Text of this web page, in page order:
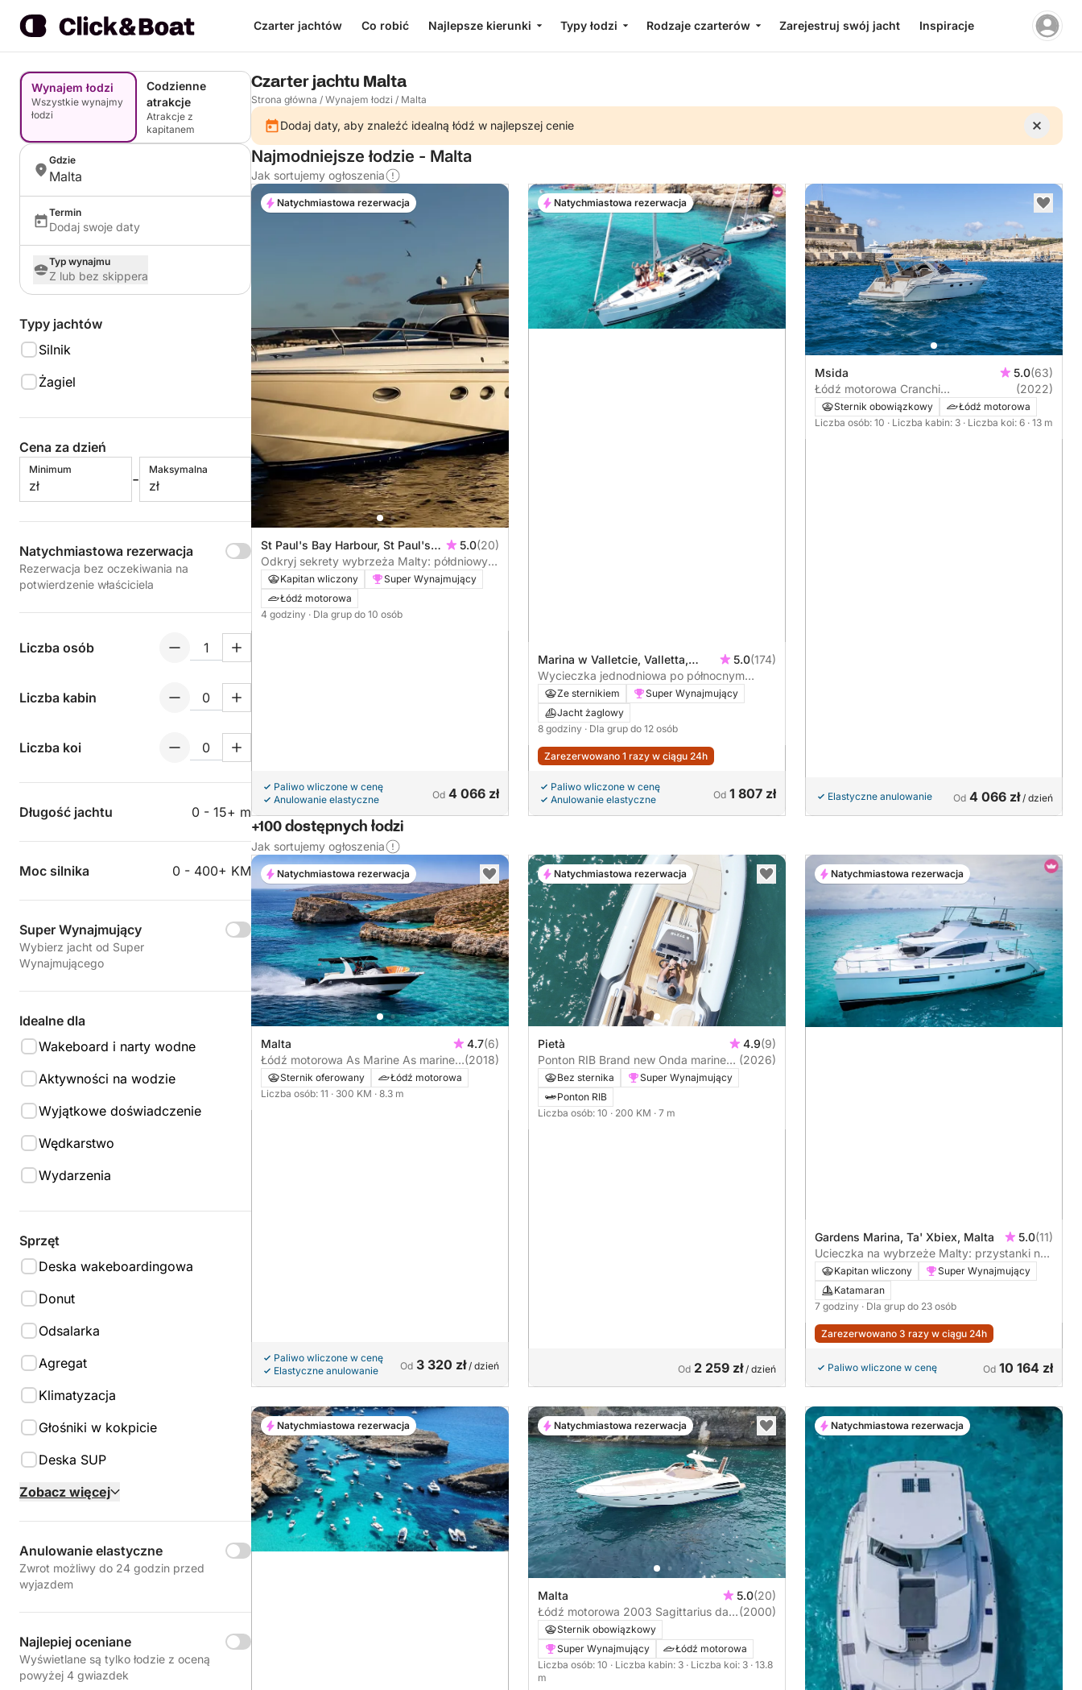
Czarter jachtów Co robić Najlepsze kierunki Typy łodzi Rodzaje czarterów Zarejestruj swój jacht Inspiracje
Wynajem łodzi
Wszystkie wynajmy
łodzi
Codzienne
atrakcje
Atrakcje z
kapitanem
Gdzie
Malta
Termin
Dodaj swoje daty
Typ wynajmu
Z lub bez skippera
Typy jachtów
Silnik
Żagiel
Cena za dzień
Minimum
zł -
Maksymalna
zł
Natychmiastowa rezerwacja
Rezerwacja bez oczekiwania na
potwierdzenie właściciela
Liczba osób
Liczba kabin
Liczba koi
Długość jachtu 0 - 15+ m
Moc silnika 0 - 400+ KM
Super Wynajmujący
Wybierz jacht od Super
Wynajmującego
Idealne dla
Wakeboard i narty wodne
Aktywności na wodzie
Wyjątkowe doświadczenie
Wędkarstwo
Wydarzenia
Sprzęt
Deska wakeboardingowa
Donut
Odsalarka
Agregat
Klimatyzacja
Głośniki w kokpicie
Deska SUP
Zobacz więcej
Anulowanie elastyczne
Zwrot możliwy do 24 godzin przed
wyjazdem
Najlepiej oceniane
Wyświetlane są tylko łodzie z oceną
powyżej 4 gwiazdek
Czarter jachtu Malta
Strona główna / Wynajem łodzi / Malta
Dodaj daty, aby znaleźć idealną łódź w najlepszej cenie
Najmodniejsze łodzie - Malta
Jak sortujemy ogłoszenia
St Paul's Bay Harbour, St Paul's
Bay, Malta
5.0(20)
Odkryj sekrety wybrzeża Malty: półdniowy
prywatny rejs
Kapitan wliczony
Super Wynajmujący
Łódź motorowa
4 godziny · Dla grup do 10 osób
Paliwo wliczone w cenę
Anulowanie elastyczne
Od 4 066 zł
Natychmiastowa rezerwacja
Marina w Valletcie, Valletta,
Malta
5.0(174)
Wycieczka jednodniowa po północnym
wybrzeżu na jachcie żaglowym Mowgli
Ze sternikiem
Super Wynajmujący
Jacht żaglowy
8 godziny · Dla grup do 12 osób
Zarezerwowano 1 razy w ciągu 24h
Paliwo wliczone w cenę
Anulowanie elastyczne
Od 1 807 zł
Natychmiastowa rezerwacja
Msida 5.0(63)
Łódź motorowa Cranchi
Mediterranean 740KM
(2022)
Sternik obowiązkowy
Łódź motorowa
Liczba osób: 10 · Liczba kabin: 3 · Liczba koi: 6 · 13 m
Elastyczne anulowanie Od 4 066 zł/ dzień
+100 dostępnych łodzi
Jak sortujemy ogłoszenia
Malta 4.7(6)
Łódź motorowa As Marine As marine
28 WA 300KM
(2018)
Sternik oferowany
Łódź motorowa
Liczba osób: 11 · 300 KM · 8.3 m
Paliwo wliczone w cenę
Elastyczne anulowanie
Od 3 320 zł/ dzień
Natychmiastowa rezerwacja
Pietà 4.9(9)
Ponton RIB Brand new Onda marine
700 Brand new 2026Onda marine
700 black 200KM
(2026)
Bez sternika
Super Wynajmujący
Ponton RIB
Liczba osób: 10 · 200 KM · 7 m
Od 2 259 zł/ dzień
Natychmiastowa rezerwacja
Gardens Marina, Ta' Xbiex, Malta 5.0(11)
Ucieczka na wybrzeże Malty: przystanki na
słońce, morze i pływanie
Kapitan wliczony
Super Wynajmujący
Katamaran
7 godziny · Dla grup do 23 osób
Zarezerwowano 3 razy w ciągu 24h
Paliwo wliczone w cenę Od 10 164 zł
Natychmiastowa rezerwacja
Natychmiastowa rezerwacja
Malta 5.0(20)
Łódź motorowa 2003 Sagittarius dart
436 870KM
(2000)
Sternik obowiązkowy
Super Wynajmujący
Łódź motorowa
Liczba osób: 10 · Liczba kabin: 3 · Liczba koi: 3 · 13.8
m
Natychmiastowa rezerwacja Natychmiastowa rezerwacja